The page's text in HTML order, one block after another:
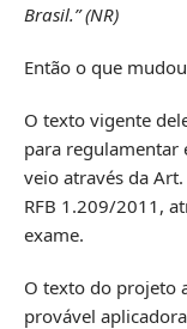
Brasil.” (NR)
Então o que
O texto vigente
para regulamentar
veio através da
RFB 1.209/2011,
exame.
O texto do projeto
provável